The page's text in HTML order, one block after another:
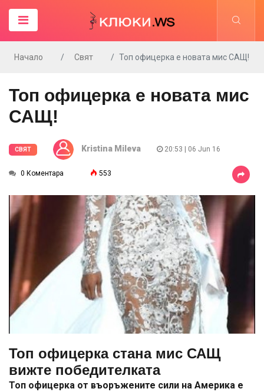
Начало Свят Топ офицерка е новата мис САЩ!
Топ офицерка е новата мис
САЩ!
СВЯТ Kristina Mileva 20:53 | 06 Jun 16
0 Коментара 553
Топ офицерка стана мис САЩ
вижте победителката
Топ офицерка от въоръжените сили на Америка е